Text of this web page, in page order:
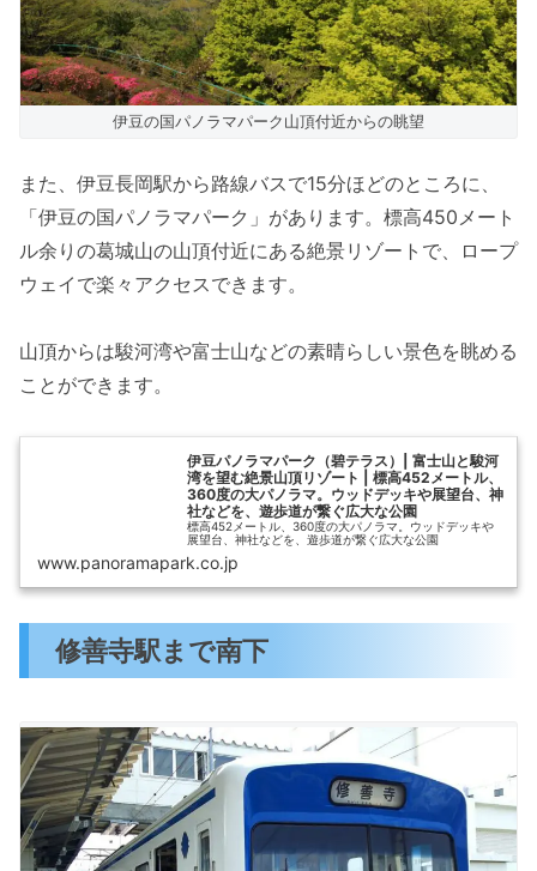
伊豆の国パノラマパーク山頂付近からの眺望
また、伊豆長岡駅から路線バスで15分ほどのところに、
「伊豆の国パノラマパーク」があります。標高450メート
ル余りの葛城山の山頂付近にある絶景リゾートで、ロープ
ウェイで楽々アクセスできます。
山頂からは駿河湾や富士山などの素晴らしい景色を眺める
ことができます。
伊豆パノラマパーク（碧テラス）| 富士山と駿河
湾を望む絶景山頂リゾート | 標高452メートル、
360度の大パノラマ。ウッドデッキや展望台、神
社などを、遊歩道が繋ぐ広大な公園
標高452メートル、360度の大パノラマ。ウッドデッキや
展望台、神社などを、遊歩道が繋ぐ広大な公園
www.panoramapark.co.jp
修善寺駅まで南下